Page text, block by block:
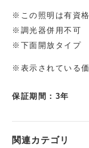
※この照明は有資
※調光器併用不可
※下面開放タイプ
※表示されている
保証期間：3年
関連カテゴリ